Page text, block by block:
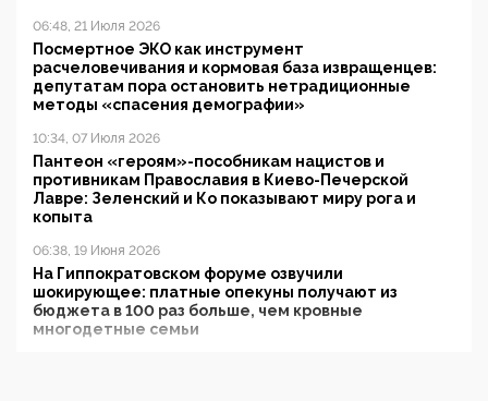
06:48, 21 Июля 2026
Посмертное ЭКО как инструмент
расчеловечивания и кормовая база извращенцев:
депутатам пора остановить нетрадиционные
методы «спасения демографии»
10:34, 07 Июля 2026
Пантеон «героям»-пособникам нацистов и
противникам Православия в Киево-Печерской
Лавре: Зеленский и Ко показывают миру рога и
копыта
06:38, 19 Июня 2026
На Гиппократовском форуме озвучили
шокирующее: платные опекуны получают из
бюджета в 100 раз больше, чем кровные
многодетные семьи